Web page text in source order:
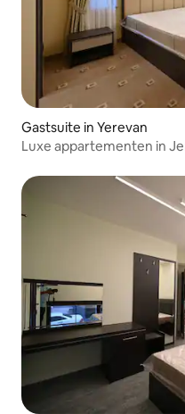
Gastsuite in Yerevan
Luxe appartementen in